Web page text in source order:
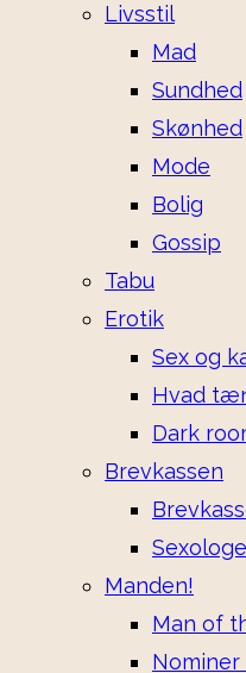
Livsstil
Mad
Sundhed
Skønhed
Mode
Bolig
Gossip
Tabu
Erotik
Sex og
Hvad
Dark
Brevkassen
Manden!
Man of
Nominer